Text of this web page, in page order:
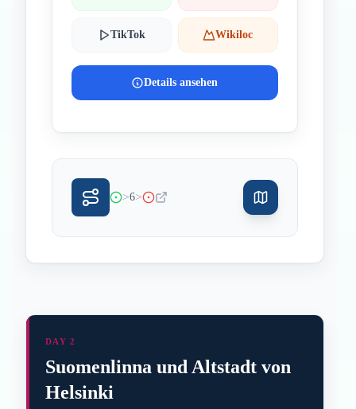
TikTok Wikiloc
Details ansehen
>6>
DAY 2
Suomenlinna und Altstadt von
Helsinki